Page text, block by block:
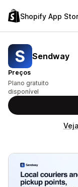
Shopify App
Sendway
Preços
Plano gratuito
disponível